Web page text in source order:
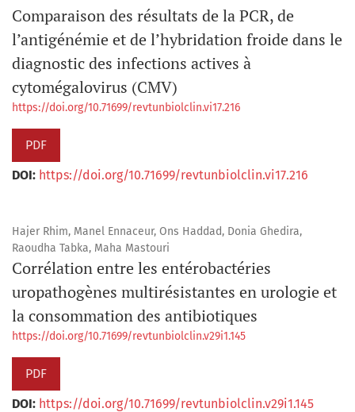
Comparaison des résultats de la PCR, de
l’antigénémie et de l’hybridation froide dans le
diagnostic des infections actives à
cytomégalovirus (CMV)
https://doi.org/10.71699/revtunbiolclin.vi17.216
PDF
DOI: https://doi.org/10.71699/revtunbiolclin.vi17.216
Hajer Rhim, Manel Ennaceur, Ons Haddad, Donia Ghedira,
Raoudha Tabka, Maha Mastouri
Corrélation entre les entérobactéries
uropathogènes multirésistantes en urologie et
la consommation des antibiotiques
https://doi.org/10.71699/revtunbiolclin.v29i1.145
PDF
DOI: https://doi.org/10.71699/revtunbiolclin.v29i1.145